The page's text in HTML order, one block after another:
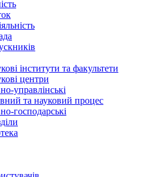
інститути та факультети
центри
управлінські
та науковий процес
господарські